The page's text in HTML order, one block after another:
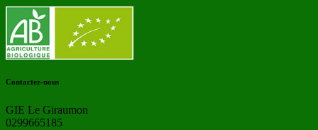
Contactez-nous
GIE Le Giraumon
0299665185